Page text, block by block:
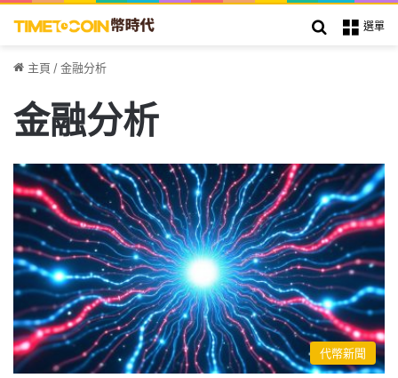
選單
搜索
主頁 /金融分析
金融分析
代幣新聞